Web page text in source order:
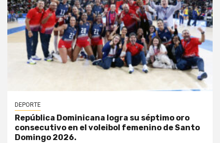
DEPORTE
República Dominicana logra su séptimo oro
consecutivo en el voleibol femenino de Santo
Domingo 2026.